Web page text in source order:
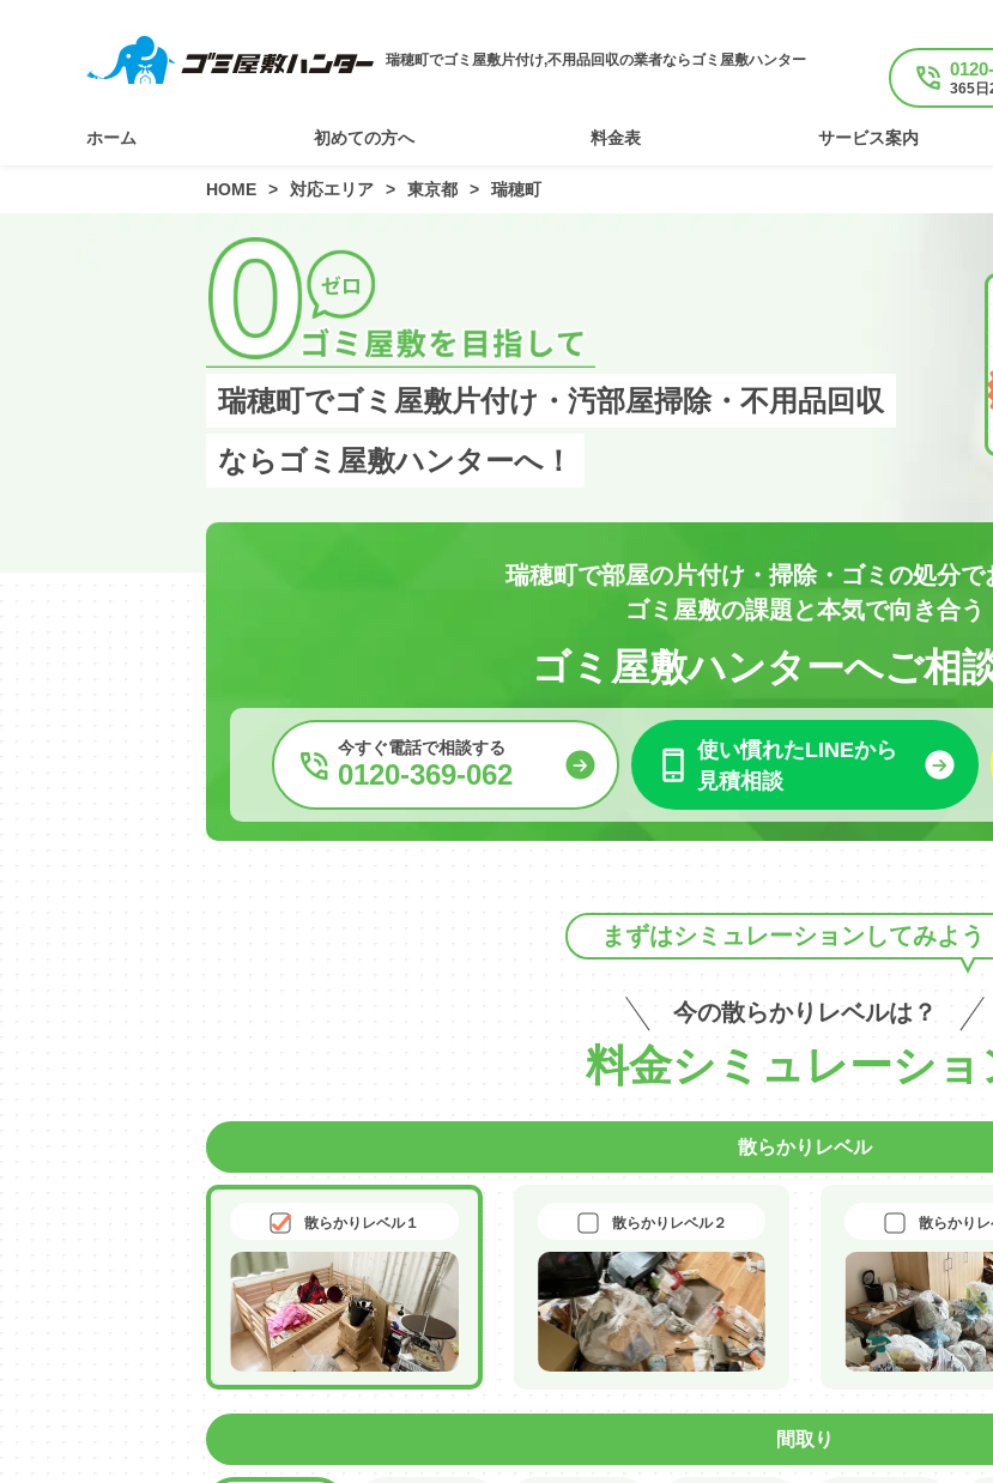
瑞穂町でゴミ屋敷片付け,不用品回収の業者ならゴミ屋敷ハンター
365日
ホーム 初めての方へ 料金表 サービス案内
HOME 対応エリア 東京都 瑞穂町
瑞穂町でゴミ屋敷片付け・汚部屋掃除・不用品回収
ならゴミ屋敷ハンターへ！
瑞穂町で部屋の片付け・掃除・ゴミの処分で
ゴミ屋敷の課題と本気で向き合う
ゴミ屋敷ハンターへご相
今すぐ電話で相談する
0120-369-062
使い慣れたLINEから
見積相談
まずはシミュレーションしてみよう
今の散らかりレベルは？
料金シミュレーショ
散らかりレベル
散らかりレベル１ 散らかりレベル２ 散らかりレ
間取り